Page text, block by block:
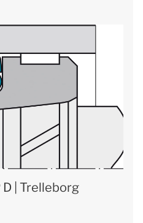
| Trelleborg